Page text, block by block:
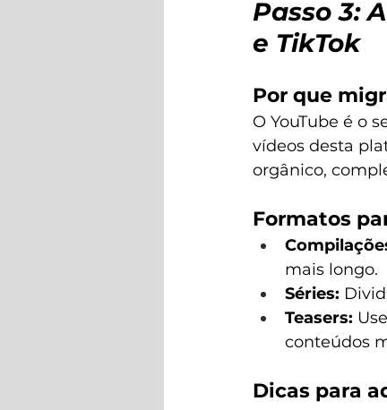
Passo 3:
e TikTok
Por que
O YouTube é o
vídeos desta
orgânico,
Formatos
mais longo.
Séries:
Teasers:
conteúdos
Dicas para